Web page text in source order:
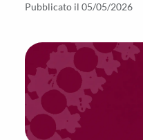
Pubblicato il 05/05/2026